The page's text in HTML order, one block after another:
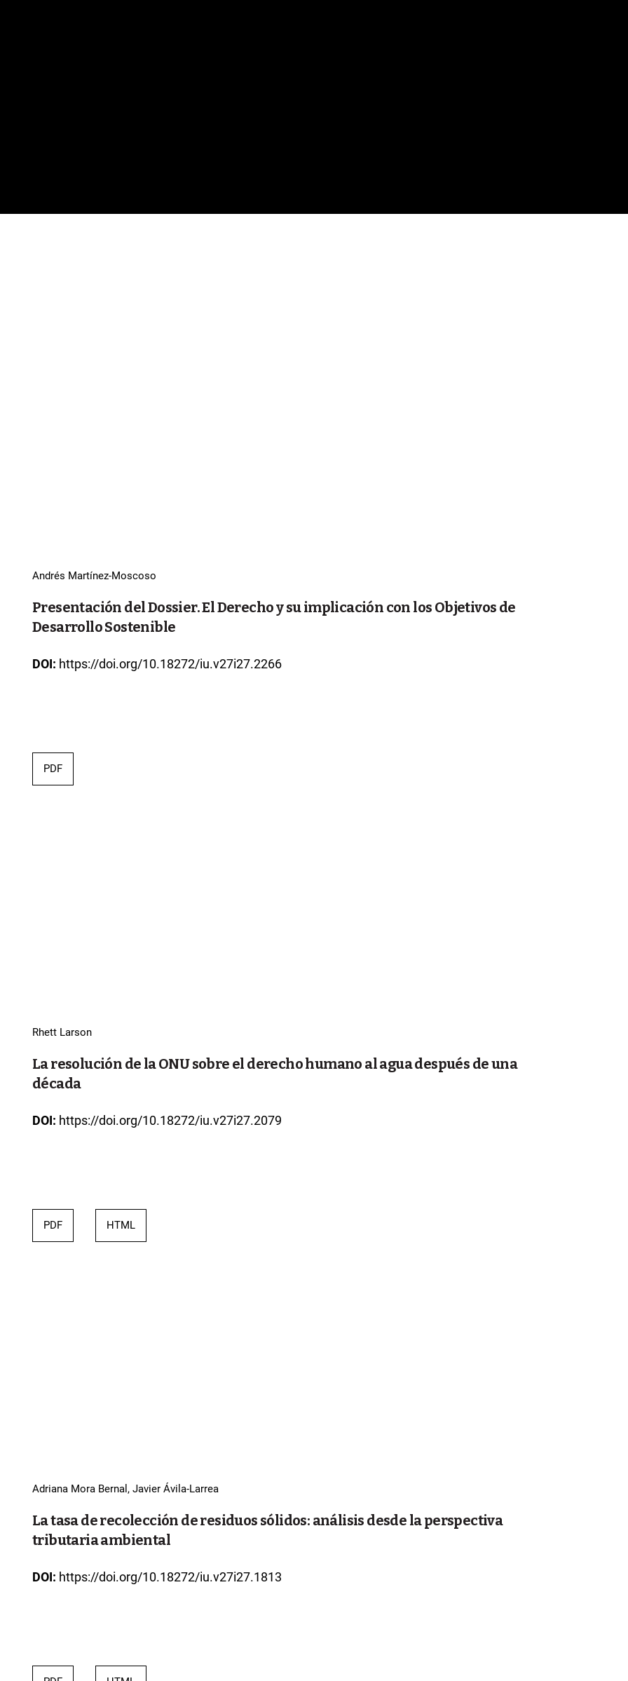
Andrés Martínez-Moscoso
Presentación del Dossier. El Derecho y su implicación con los Objetivos de
Desarrollo Sostenible
DOI: https://doi.org/10.18272/iu.v27i27.2266
PDF
Rhett Larson
La resolución de la ONU sobre el derecho humano al agua después de una
década
DOI: https://doi.org/10.18272/iu.v27i27.2079
PDF HTML
Adriana Mora Bernal, Javier Ávila-Larrea
La tasa de recolección de residuos sólidos: análisis desde la perspectiva
tributaria ambiental
DOI: https://doi.org/10.18272/iu.v27i27.1813